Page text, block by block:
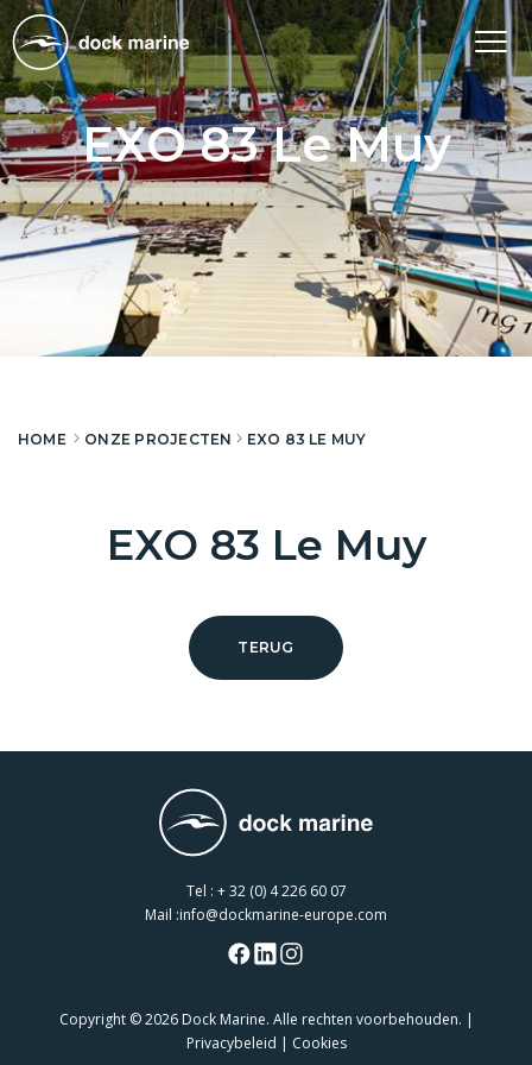
EXO 83 Le Muy
HOME ONZE PROJECTEN EXO 83 LE MUY
EXO 83 Le Muy
TERUG
Tel : + 32 (0) 4 226 60 07
Mail :info@dockmarine-europe.com
Copyright© 2026 Dock Marine. Alle rechten voorbehouden. |
Privacybeleid | Cookies